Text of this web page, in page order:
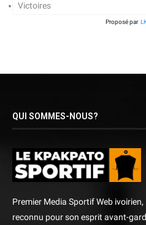
Victoires
Proposé par
QUI SOMMES-NOUS?
Premier Media Sportif Web ivoirien,
reconnu pour son esprit avant-